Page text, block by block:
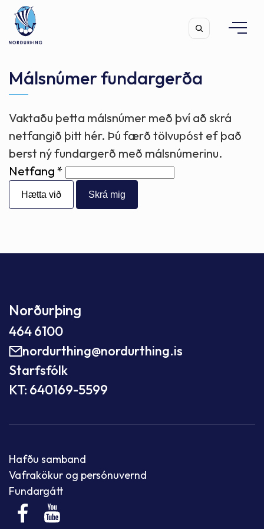
Leita
Málsnúmer fundargerða
Vaktaðu þetta málsnúmer með því að skrá
netfangið þitt hér. Þú færð tölvupóst ef það
berst ný fundargerð með málsnúmerinu.
Netfang
Hætta við
Norðurþing
464 6100
nordurthing@nordurthing.is
Starfsfólk
KT: 640169-5599
Hafðu samband
Vafrakökur og persónuvernd
Fundargátt